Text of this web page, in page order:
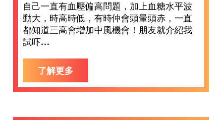
自己一直有血壓偏高問題，加上血糖水平波
動大，時高時低，有時仲會頭暈頭赤，一直
都知道三高會增加中風機會！朋友就介紹我
試吓…
了解更多